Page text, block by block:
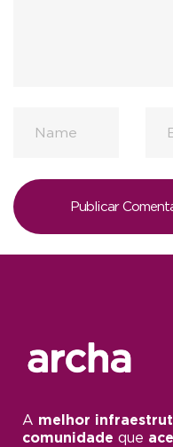
A melhor
comunidade que